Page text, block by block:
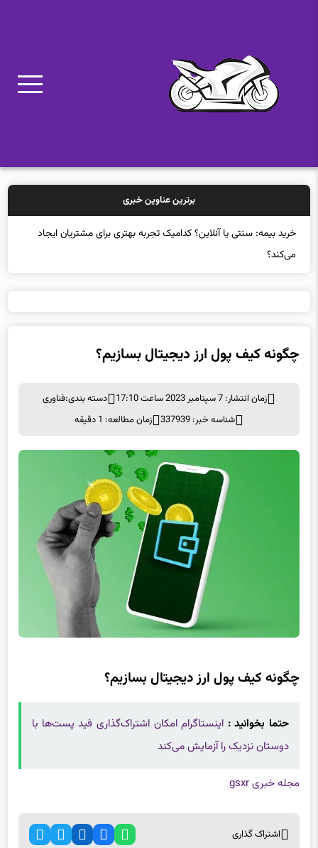
برترین عناوین خبری
خرید بیمه: سنتی یا آنلاین؟ کدامیک تجربه بهتری برای مشتریان ایجاد
می‌کند؟
چگونه کیف پول ارز دیجیتال بسازیم؟
زمان انتشار: 7 سپتامبر 2023 ساعت 17:10 دسته بندی:فناوری
شناسه خبر: 337939
زمان مطالعه: 1 دقیقه
چگونه کیف پول ارز دیجیتال بسازیم؟
حتما بخوانید : اینستاگرام امکان اشتراک‌گذاری فید پست‌ها با
دوستان نزدیک را آزمایش می‌کند
مجله خبری gsxr
اشتراک گذاری